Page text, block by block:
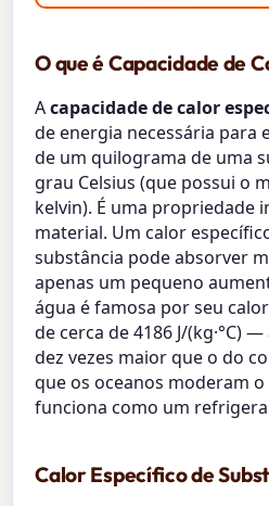
O que é Capacidade de
Acapacidade de calor
de energia necessária para
de um quilograma de uma
grau Celsius (que possui o
kelvin). É uma propriedade
material. Um calor
substância pode absorver
apenas um pequeno
água é famosa por seu
de cerca de 4186 J/(kg·°C)
dez vezes maior que o do
que os oceanos moderam o
funciona como um
Calor Específico de